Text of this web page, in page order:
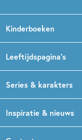
Kinderboeken
Prentenboeken
Babyboeken
Leeftijdspagina’s
Boekentips 1,5 - 3 jaar
Series & karakters
Dog Man
Inspiratie & nieuws